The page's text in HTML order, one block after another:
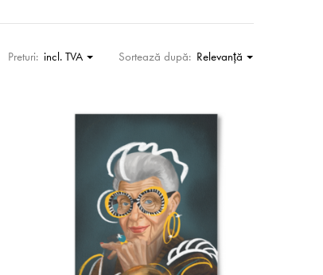
Preturi: incl. TVA Sortează după: Relevanţă